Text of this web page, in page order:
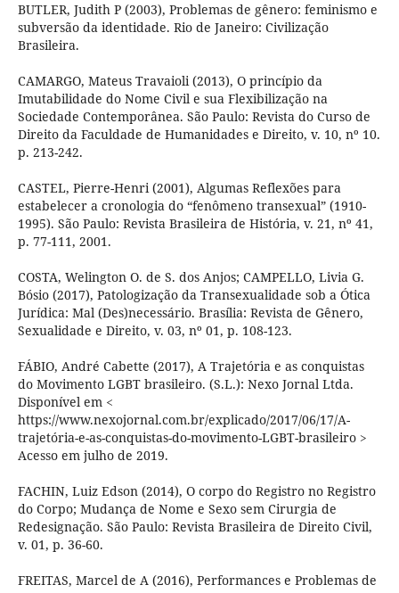
BUTLER, Judith P (2003), Problemas de gênero: feminismo e
subversão da identidade. Rio de Janeiro: Civilização
Brasileira.
CAMARGO, Mateus Travaioli (2013), O princípio da
Imutabilidade do Nome Civil e sua Flexibilização na
Sociedade Contemporânea. São Paulo: Revista do Curso de
Direito da Faculdade de Humanidades e Direito, v. 10, nº 10.
p. 213-242.
CASTEL, Pierre-Henri (2001), Algumas Reflexões para
estabelecer a cronologia do “fenômeno transexual” (1910-
1995). São Paulo: Revista Brasileira de História, v. 21, nº 41,
p. 77-111, 2001.
COSTA, Welington O. de S. dos Anjos; CAMPELLO, Livia G.
Bósio (2017), Patologização da Transexualidade sob a Ótica
Jurídica: Mal (Des)necessário. Brasília: Revista de Gênero,
Sexualidade e Direito, v. 03, nº 01, p. 108-123.
FÁBIO, André Cabette (2017), A Trajetória e as conquistas
do Movimento LGBT brasileiro. (S.L.): Nexo Jornal Ltda.
Disponível em <
https://www.nexojornal.com.br/explicado/2017/06/17/A-
trajetória-e-as-conquistas-do-movimento-LGBT-brasileiro >
Acesso em julho de 2019.
FACHIN, Luiz Edson (2014), O corpo do Registro no Registro
do Corpo; Mudança de Nome e Sexo sem Cirurgia de
Redesignação. São Paulo: Revista Brasileira de Direito Civil,
v. 01, p. 36-60.
FREITAS, Marcel de A (2016), Performances e Problemas de